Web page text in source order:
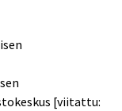
[viitattu: